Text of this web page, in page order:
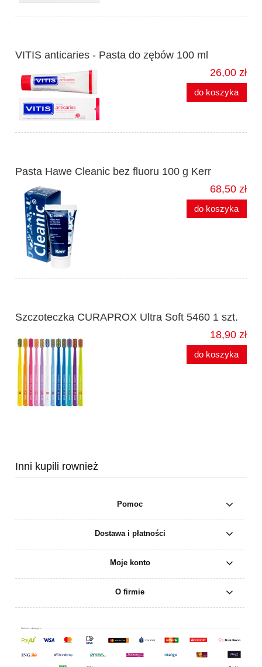
VITIS anticaries - Pasta do zębów 100 ml
26,00 zł
do koszyka
Pasta Hawe Cleanic bez fluoru 100 g Kerr
68,50 zł
do koszyka
Szczoteczka CURAPROX Ultra Soft 5460 1 szt.
18,90 zł
do koszyka
Inni kupili rownież
Pomoc
Dostawa i płatności
Moje konto
O firmie